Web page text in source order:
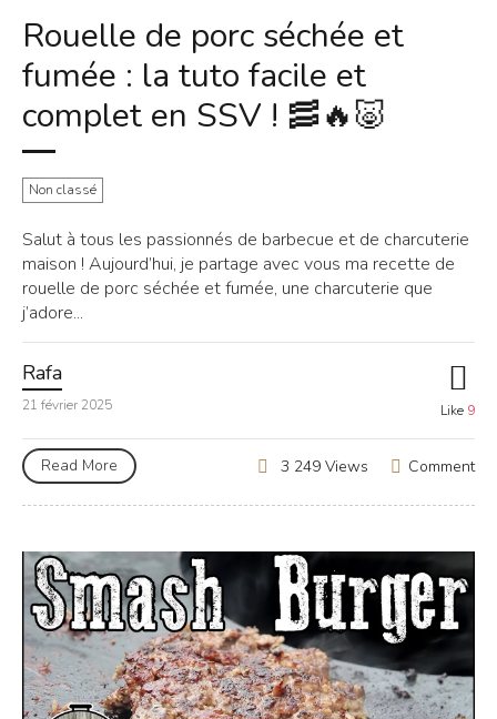
Rouelle de porc séchée et
fumée : la tuto facile et
complet en SSV ! 🥓🔥🐷
Non classé
Salut à tous les passionnés de barbecue et de charcuterie
maison ! Aujourd’hui, je partage avec vous ma recette de
rouelle de porc séchée et fumée, une charcuterie que
j’adore...
Rafa
21 février 2025 Like 9
Read More Comment
3 249 Views